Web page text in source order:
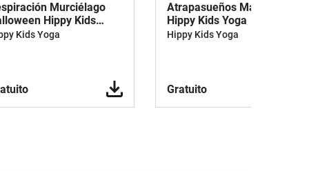
Murciélago
Hippy Kids
Kids Yoga
Atrapasueños Mandala
Hippy Kids Yoga
Hippy Kids Yoga
Gratuito